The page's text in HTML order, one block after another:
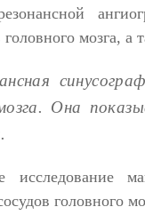
мозга,
Она
исследование
головного